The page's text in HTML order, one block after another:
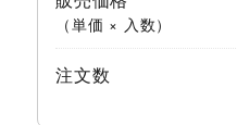
（単価 × 入数）
注文数